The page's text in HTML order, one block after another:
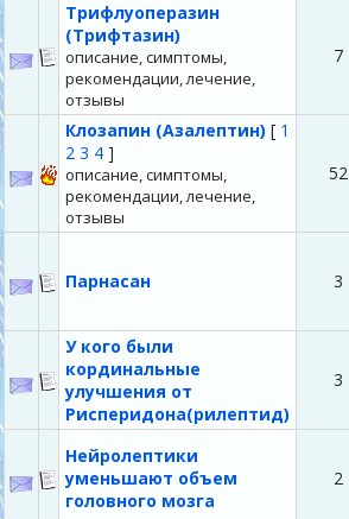
Трифлуоперазин
(Трифтазин)
описание, симптомы,
рекомендации, лечение,
отзывы
7
Клозапин (Азалептин) [ 1
2 3 4 ]
описание, симптомы,
рекомендации, лечение,
отзывы
52
Парнасан 3
У кого были
кординальные
улучшения от
Рисперидона(рилептид)
3
Нейролептики
уменьшают объем
головного мозга
2